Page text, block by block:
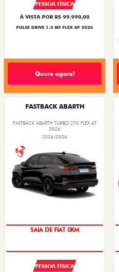
PESSOA FÍSICA
À VISTA POR R$ 99.990,00
PULSE DRIVE 1.3 MT FLEX 4P 2026
Quero agora!
FASTBACK ABARTH
FASTBACK ABARTH TURBO 270 FLEX AT
2026
2026/2026
SAIA DE FIAT 0KM
PESSOA FÍSICA